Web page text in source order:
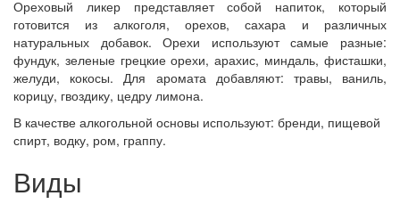
Ореховый ликер представляет собой напиток, который
готовится из алкоголя, орехов, сахара и различных
натуральных добавок. Орехи используют самые разные:
фундук, зеленые грецкие орехи, арахис, миндаль, фисташки,
желуди, кокосы. Для аромата добавляют: травы, ваниль,
корицу, гвоздику, цедру лимона.
В качестве алкогольной основы используют: бренди, пищевой
спирт, водку, ром, граппу.
Виды